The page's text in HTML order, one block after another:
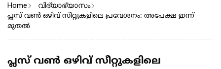
Home വിദ്യാഭ്യാസം
പ്ലസ് വൺ ഒഴിവ് സീറ്റുകളിലെ പ്രവേശനം: അപേക്ഷ ഇന്ന്
മുതൽ
പ്ലസ് വൺ ഒഴിവ് സീറ്റുകളിലെ